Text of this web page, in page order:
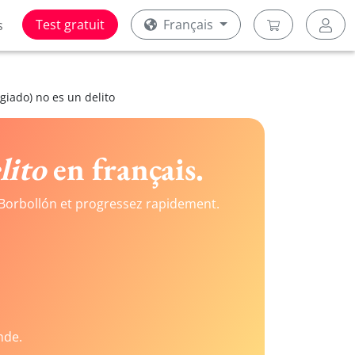
Test gratuit Français
no es un delito
en français.
et progressez rapidement.